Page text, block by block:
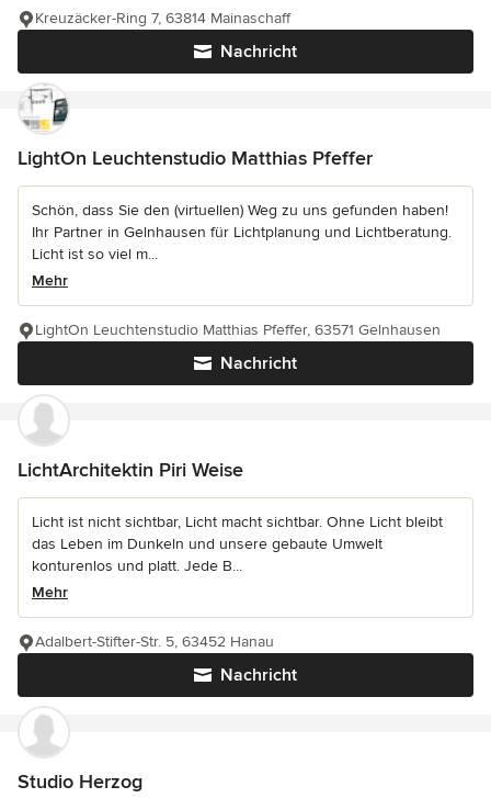
Nachricht
Kreuzäcker-Ring 7, 63814 Mainaschaff
LightOn Leuchtenstudio Matthias Pfeffer
Schön, dass Sie den (virtuellen) Weg zu uns gefunden haben!
Ihr Partner in Gelnhausen für Lichtplanung und Lichtberatung.
Licht ist so viel m...
Mehr
Nachricht
LightOn Leuchtenstudio Matthias Pfeffer, 63571 Gelnhausen
LichtArchitektin Piri Weise
Licht ist nicht sichtbar, Licht macht sichtbar. Ohne Licht bleibt
das Leben im Dunkeln und unsere gebaute Umwelt
konturenlos und platt. Jede B...
Mehr
Nachricht
Adalbert-Stifter-Str. 5, 63452 Hanau
Studio Herzog